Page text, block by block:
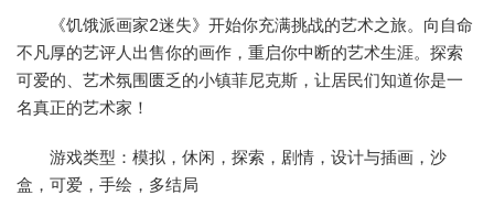
《饥饿派画家2迷失》开始你充满挑战的艺术之旅。向自命
不凡厚的艺评人出售你的画作，重启你中断的艺术生涯。探索
可爱的、艺术氛围匮乏的小镇菲尼克斯，让居民们知道你是一
名真正的艺术家！
游戏类型：模拟，休闲，探索，剧情，设计与插画，沙
盒，可爱，手绘，多结局